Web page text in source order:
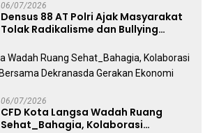
06/07/2026
Densus 88 AT Polri Ajak Masyarakat
Tolak Radikalisme dan Bullying
Free Day Makassar
06/07/2026
CFD Kota Langsa Wadah Ruang
Sehat_Bahagia, Kolaborasi